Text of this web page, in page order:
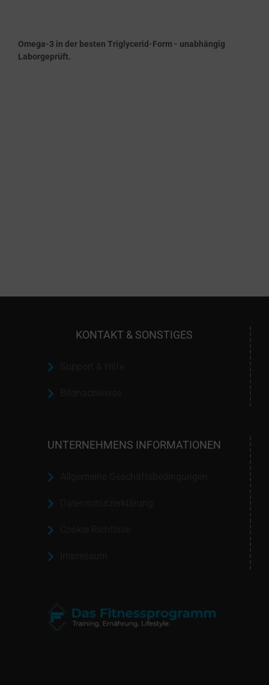
Omega-3 in der besten Triglycerid-Form - unabhängig
Laborgeprüft.
KONTAKT & SONSTIGES
UNTERNEHMENS INFORMATIONEN